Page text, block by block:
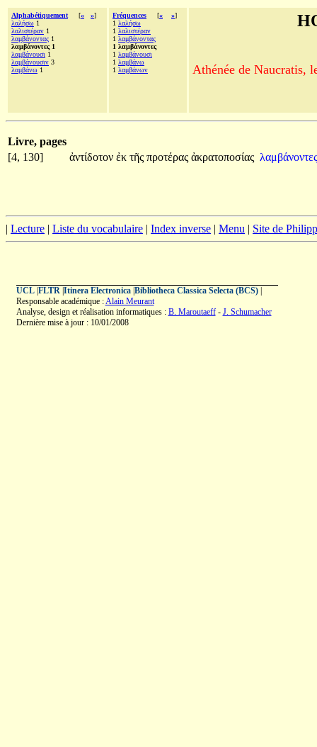
Alphabétiquement [« »]
λαλήσω 1
λαλιστέραν 1
λαμβάνοντας 1
λαμβάνοντες 1
λαμβάνουσι 1
λαμβάνουσιν 3
λαμβάνω 1
Fréquences [« »]
1 λαλήσω
1 λαλιστέραν
1 λαμβάνοντας
1 λαμβάνοντες
1 λαμβάνουσι
1 λαμβάνω
1 λαμβάνων Athénée de Naucratis,
Livre, pages
[4, 130]
ἀντίδοτον ἐκ τῆς προτέρας ἀκρατοποσίας
| Lecture | Liste du vocabulaire | Index inverse | Menu | Site de
UCL| FLTR| Itinera Electronica| Bibliotheca Classica Selecta (BCS)|
Responsable académique :Alain Meurant
Analyse, design et réalisation informatiques : B. Maroutaeff- J. Schumacher
Dernière mise à jour : 10/01/2008